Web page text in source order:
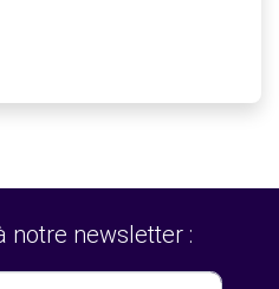
notre newsletter :